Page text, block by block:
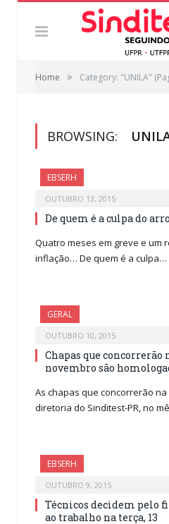
Home » Category: "UNILA"
BROWSING:
EBSERH
OUTUBRO 13, 2015
De quem é a culpa do
Quatro meses em greve e um
inflação… De quem é a culpa…
GERAL
OUTUBRO 10, 2015
Chapas que concorrerão
novembro são
As chapas que concorrerão
diretoria do Sinditest-PR, no
EBSERH
OUTUBRO 9, 2015
Técnicos decidem pelo
ao trabalho na terça, 13